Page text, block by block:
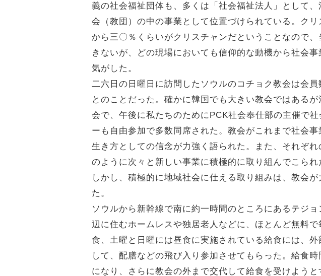
義の社会福祉団体も、多くは「社会福祉法人」として
会（教団）の中の事業として位置づけられている。ク
から三〇％くらいがクリスチャンだということなので
きないが、どの現場においても信仰的な動機から社会
気がした。
二六日の日曜日に訪問したソウルのコチョク教会は会
とのことだった。確かに韓国でも大きい教会ではある
会で、午後に私たちのためにPCK社会奉仕部の主催で
ーも自由参加で多数同席された。教会がこれまで社会
生き方としての信念が力強く語られた。また、それぞ
のように次々と新しい事業に積極的に取り組んでこられ
しかし、積極的に地域社会に仕える取り組みは、教会
た。
ソウルから新幹線で南に約一時間のところにあるテジ
辺に住むホームレスや独居老人などに、ほとんど無料
食、土曜と日曜には昼食に実施されている給食には、
して、配膳などの飛び入り参加させてもらった。給食
になり、さらに教会の外まで交代して給食を受けよう